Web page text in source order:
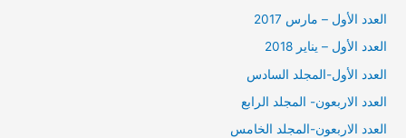
العدد الأول – مارس 2017
العدد الأول – يناير 2018
العدد الأول-المجلد السادس
العدد الاربعون- المجلد الرابع
العدد الاربعون-المجلد الخامس